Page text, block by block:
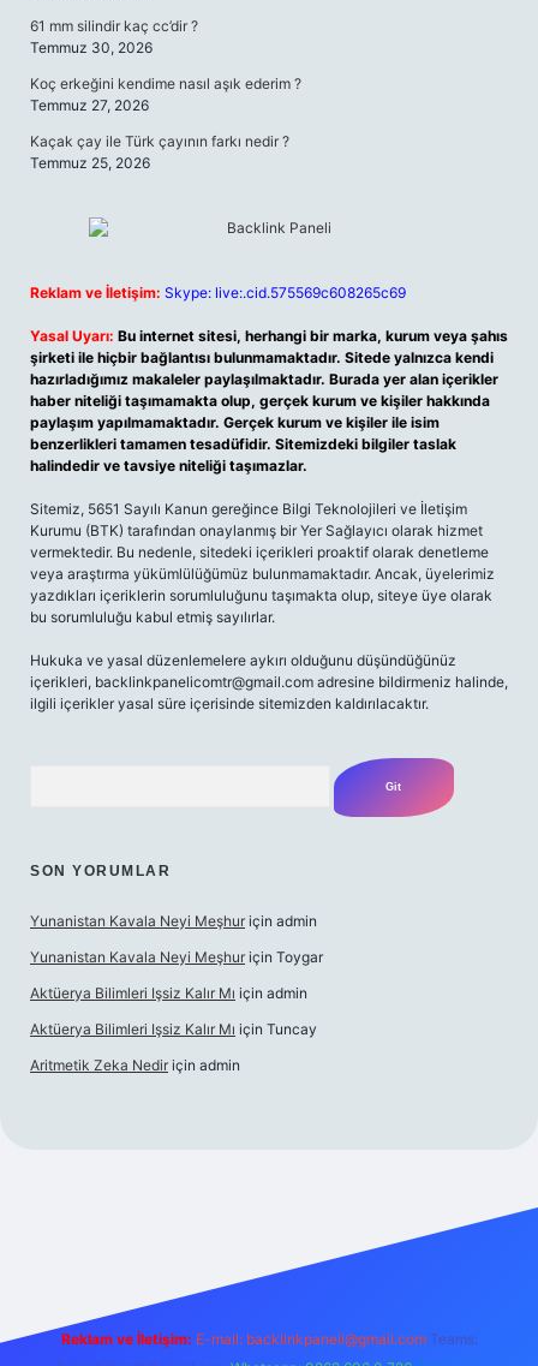
61 mm silindir kaç cc’dir ?
Temmuz 30, 2026
Koç erkeğini kendime nasıl aşık ederim ?
Temmuz 27, 2026
Kaçak çay ile Türk çayının farkı nedir ?
Temmuz 25, 2026
Reklam ve İletişim: Skype: live:.cid.575569c608265c69
Yasal Uyarı: Bu internet sitesi, herhangi bir marka, kurum veya şahıs
şirketi ile hiçbir bağlantısı bulunmamaktadır. Sitede yalnızca kendi
hazırladığımız makaleler paylaşılmaktadır. Burada yer alan içerikler
haber niteliği taşımamakta olup, gerçek kurum ve kişiler hakkında
paylaşım yapılmamaktadır. Gerçek kurum ve kişiler ile isim
benzerlikleri tamamen tesadüfidir. Sitemizdeki bilgiler taslak
halindedir ve tavsiye niteliği taşımazlar.
Sitemiz, 5651 Sayılı Kanun gereğince Bilgi Teknolojileri ve İletişim
Kurumu (BTK) tarafından onaylanmış bir Yer Sağlayıcı olarak hizmet
vermektedir. Bu nedenle, sitedeki içerikleri proaktif olarak denetleme
veya araştırma yükümlülüğümüz bulunmamaktadır. Ancak, üyelerimiz
yazdıkları içeriklerin sorumluluğunu taşımakta olup, siteye üye olarak
bu sorumluluğu kabul etmiş sayılırlar.
Hukuka ve yasal düzenlemelere aykırı olduğunu düşündüğünüz
içerikleri, backlinkpanelicomtr@gmail.com adresine bildirmeniz halinde,
ilgili içerikler yasal süre içerisinde sitemizden kaldırılacaktır.
SON YORUMLAR
Yunanistan Kavala Neyi Meşhur için admin
Yunanistan Kavala Neyi Meşhur için Toygar
Aktüerya Bilimleri Işsiz Kalır Mı için admin
Aktüerya Bilimleri Işsiz Kalır Mı için Tuncay
Aritmetik Zeka Nedir için admin
Reklam ve İletişim: E-mail: backlinkpaneli@gmail.com Teams: